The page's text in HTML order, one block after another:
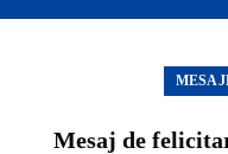
Mesaj de